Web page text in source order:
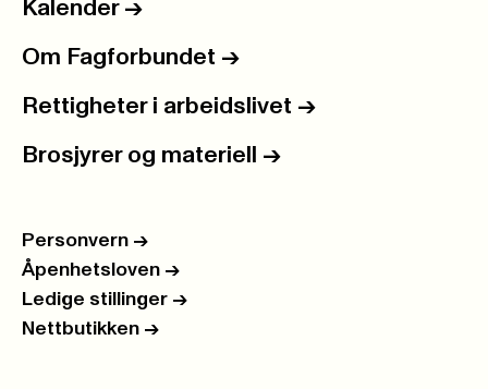
Kalender ->
Om Fagforbundet ->
Rettigheter i arbeidslivet ->
Brosjyrer og materiell ->
Personvern ->
Åpenhetsloven ->
Ledige stillinger ->
Nettbutikken ->